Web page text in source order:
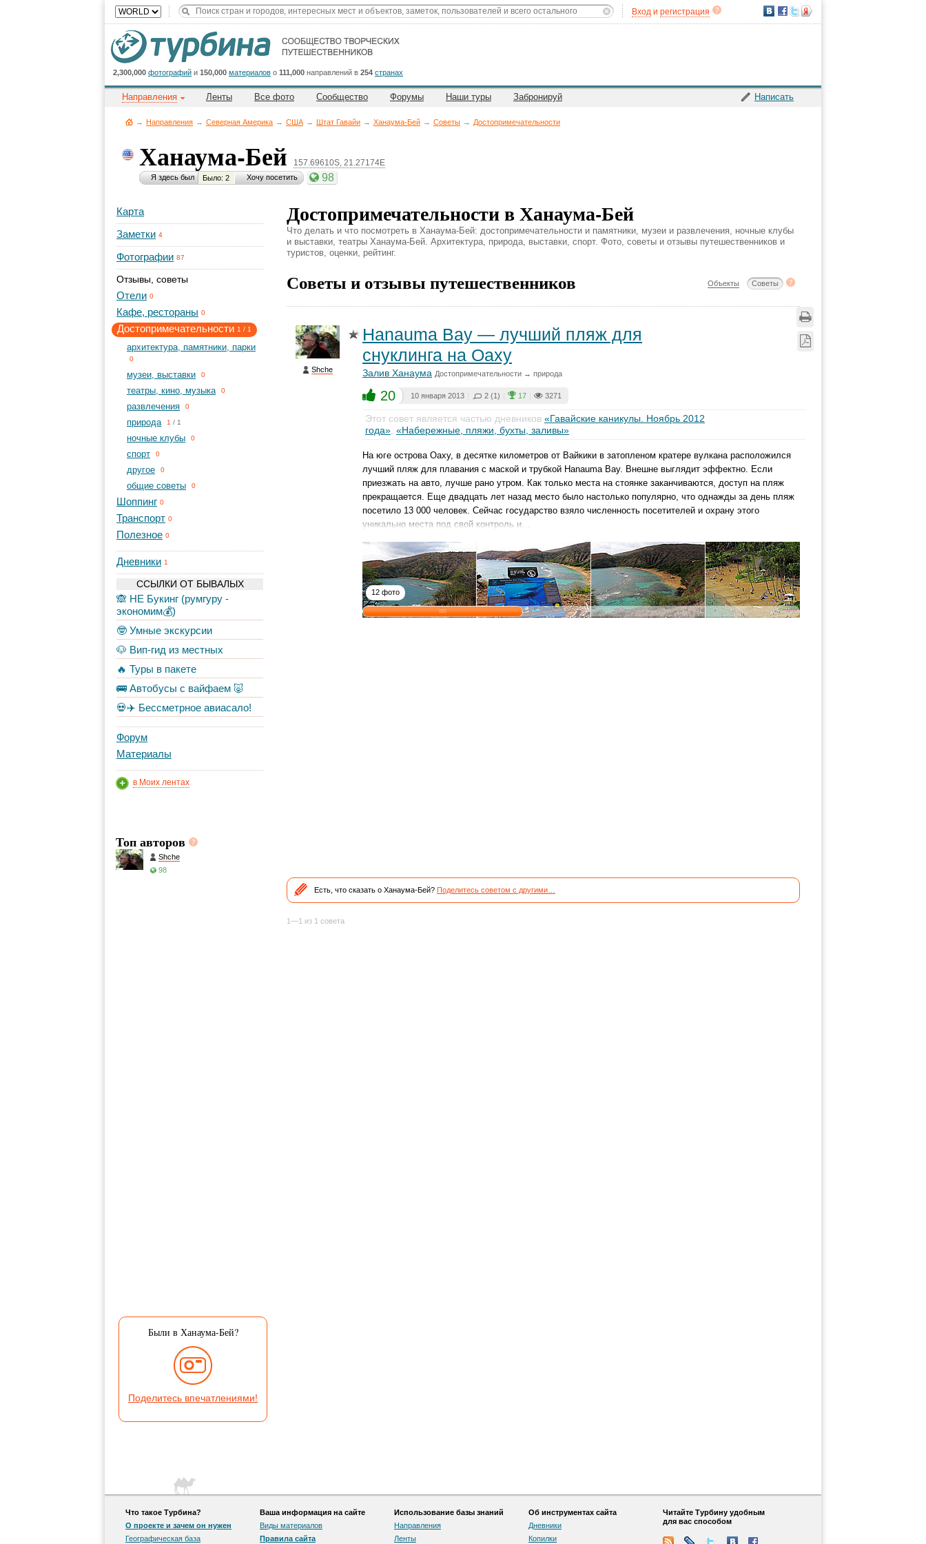
Вход и регистрация
2,300,000 фотографий и 150,000 материалов о 111,000 направлений в 254 странах
Написать
Направления Ленты Все фото Сообщество Форумы Наши туры Забронируй
→ Направления → Северная Америка → CША → Штат Гавайи → Ханаума-Бей → Советы → Достопримечательности
Ханаума-Бей 157.69610S, 21.27174E
Я здесь был Было: 2 Хочу посетить 98
Карта
Заметки 4
Фотографии 87
Отзывы, советы
Отели 0
Кафе, рестораны 0
Достопримечательности 1 / 1
архитектура, памятники, парки
0
музеи, выставки 0
театры, кино, музыка 0
развлечения 0
природа 1 / 1
ночные клубы 0
спорт 0
другое 0
общие советы 0
Шоппинг 0
Транспорт 0
Полезное 0
Дневники 1
ССЫЛКИ ОТ БЫВАЛЫХ
🙈 НЕ Букинг (румгуру -
экономим💰)
🤓 Умные экскурсии
🐶 Вип-гид из местных
🔥 Туры в пакете
🚌 Автобусы с вайфаем 🐷
💀✈️ Бессметрное авиасало!
Форум
Материалы
в Моих лентах
Топ авторов
Shche
98
Были в Ханаума-Бей?
Поделитесь впечатлениями!
Достопримечательности в Ханаума-Бей
Что делать и что посмотреть в Ханаума-Бей: достопримечательности и памятники, музеи и развлечения, ночные клубы
и выставки, театры Ханаума-Бей. Архитектура, природа, выставки, спорт. Фото, советы и отзывы путешественников и
туристов, оценки, рейтинг.
Советы и отзывы путешественников Объекты Советы
Shche
Hanauma Bay — лучший пляж для
снуклинга на Оаху
Залив Ханаума Достопримечательности → природа
20 10 января 2013 2 (1) 17 3271
Этот совет является частью дневников «Гавайские каникулы. Ноябрь 2012
года» «Набережные, пляжи, бухты, заливы»
На юге острова Оаху, в десятке километров от Вайкики в затопленом кратере вулкана расположился
лучший пляж для плавания с маской и трубкой Hanauma Bay. Внешне выглядит эффектно. Если
приезжать на авто, лучше рано утром. Как только места на стоянке заканчиваются, доступ на пляж
прекращается. Еще двадцать лет назад место было настолько популярно, что однажды за день пляж
посетило 13 000 человек. Сейчас государство взяло численность посетителей и охрану этого
уникально места под свой контроль и…
12 фото
Есть, что сказать о Ханаума-Бей? Поделитесь советом с другими…
1—1 из 1 совета
Что такое Турбина?
О проекте и зачем он нужен
Географическая база
Ваша информация на сайте
Виды материалов
Правила сайта
Использование базы знаний
Направления
Ленты
Об инструментах сайта
Дневники
Копилки
Читайте Турбину удобным
для вас способом